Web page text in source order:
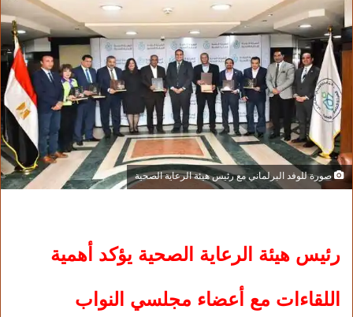
صورة للوفد البرلماني مع رئيس هيئة الرعاية الصحية
رئيس هيئة الرعاية الصحية يؤكد أهمية
اللقاءات مع أعضاء مجلسي النواب